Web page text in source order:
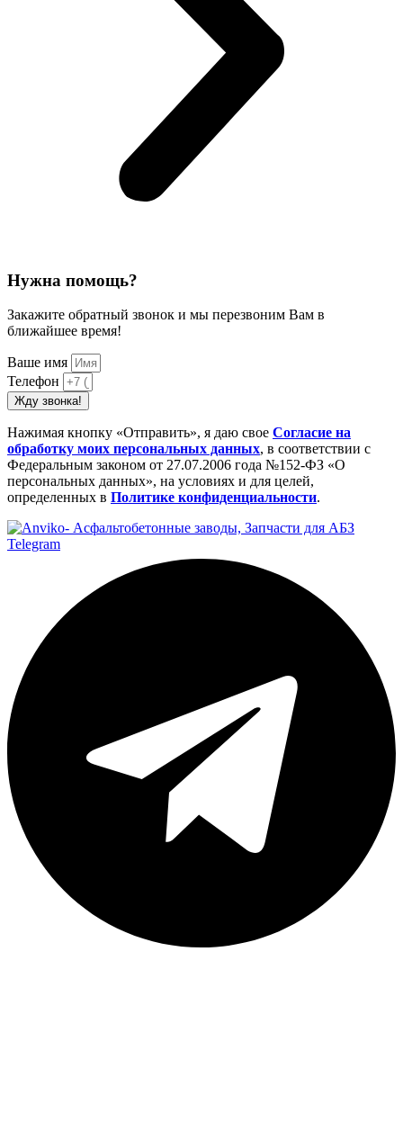
Нужна помощь?
Закажите обратный звонок и мы перезвоним Вам в
ближайшее время!
Ваше имя
Телефон
Жду звонка!
Нажимая кнопку «Отправить», я даю свое Cогласие на
обработку моих персональных данных, в соответствии с
Федеральным законом от 27.07.2006 года №152-ФЗ «О
персональных данных», на условиях и для целей,
определенных в Политике конфиденциальности.
Telegram